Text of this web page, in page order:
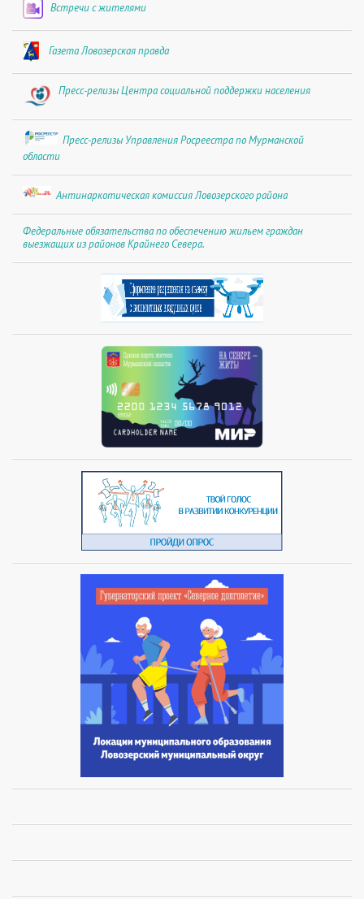
Встречи с жителями
Газета Ловозерская правда
Пресс-релизы Центра социальной поддержки населения
Пресс-релизы Управления Росреестра по Мурманской
области
Антинаркотическая комиссия Ловозерского района
Федеральные обязательства по обеспечению жильем граждан
выезжащих из районов Крайнего Севера.